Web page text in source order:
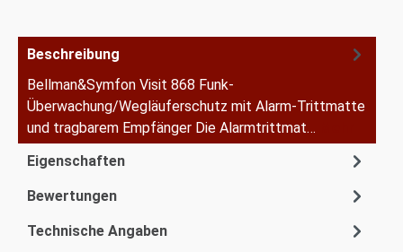
Beschreibung
Bellman&Symfon Visit 868 Funk-
Überwachung/Wegläuferschutz mit Alarm-Trittmatte
und tragbarem Empfänger Die Alarmtrittmat…
Eigenschaften
Bewertungen
Technische Angaben